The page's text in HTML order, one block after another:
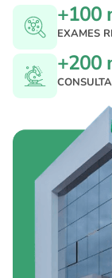
+100
EXAMES
+200